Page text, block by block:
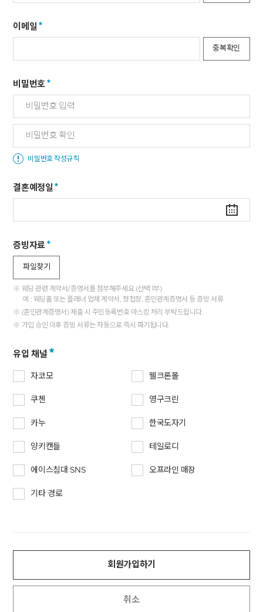
이메일
중복확인
비밀번호
비밀번호 작성규칙
결혼예정일
증빙자료
파일찾기
※ 웨딩 관련 계약서/증명서를 첨부해주세요 (선택 1부)
예 : 웨딩홀 또는 플래너 업체 계약서, 청첩장, 혼인관계증명서 등 증빙 서류
※ (혼인관계증명서) 제출 시 주민등록번호 마스킹 처리 부탁드립니다.
※ 가입 승인 이후 증빙 서류는 자동으로 즉시 파기됩니다.
유입 채널
자코모 웰크론몰
쿠첸 영구크린
카누 한국도자기
양키캔들 테일로디
에이스침대 SNS 오프라인 매장
기타 경로
회원가입하기
취소